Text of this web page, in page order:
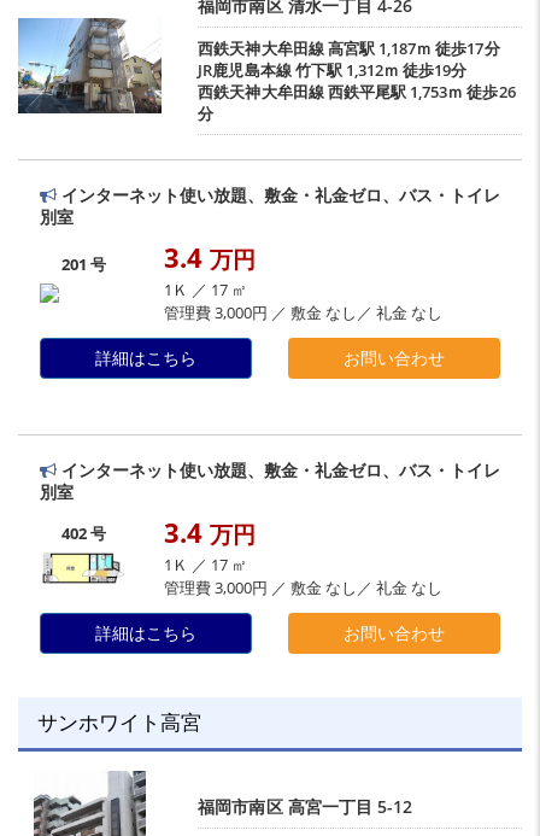
福岡市南区 清水一丁目 4-26
西鉄天神大牟田線高宮駅1,187ｍ 徒歩17分
JR鹿児島本線竹下駅1,312ｍ 徒歩19分
西鉄天神大牟田線西鉄平尾駅 1,753ｍ 徒歩26
分
インターネット使い放題、敷金・礼金ゼロ、バス・トイレ
別室
201 号 3.4 万円
1Ｋ ／ 17 ㎡
管理費 3,000円 ／ 敷金 なし／ 礼金 なし
詳細はこちら お問い合わせ
インターネット使い放題、敷金・礼金ゼロ、バス・トイレ
別室
402 号 3.4 万円
1Ｋ ／ 17 ㎡
管理費 3,000円 ／ 敷金 なし／ 礼金 なし
詳細はこちら お問い合わせ
サンホワイト高宮
福岡市南区 高宮一丁目 5-12